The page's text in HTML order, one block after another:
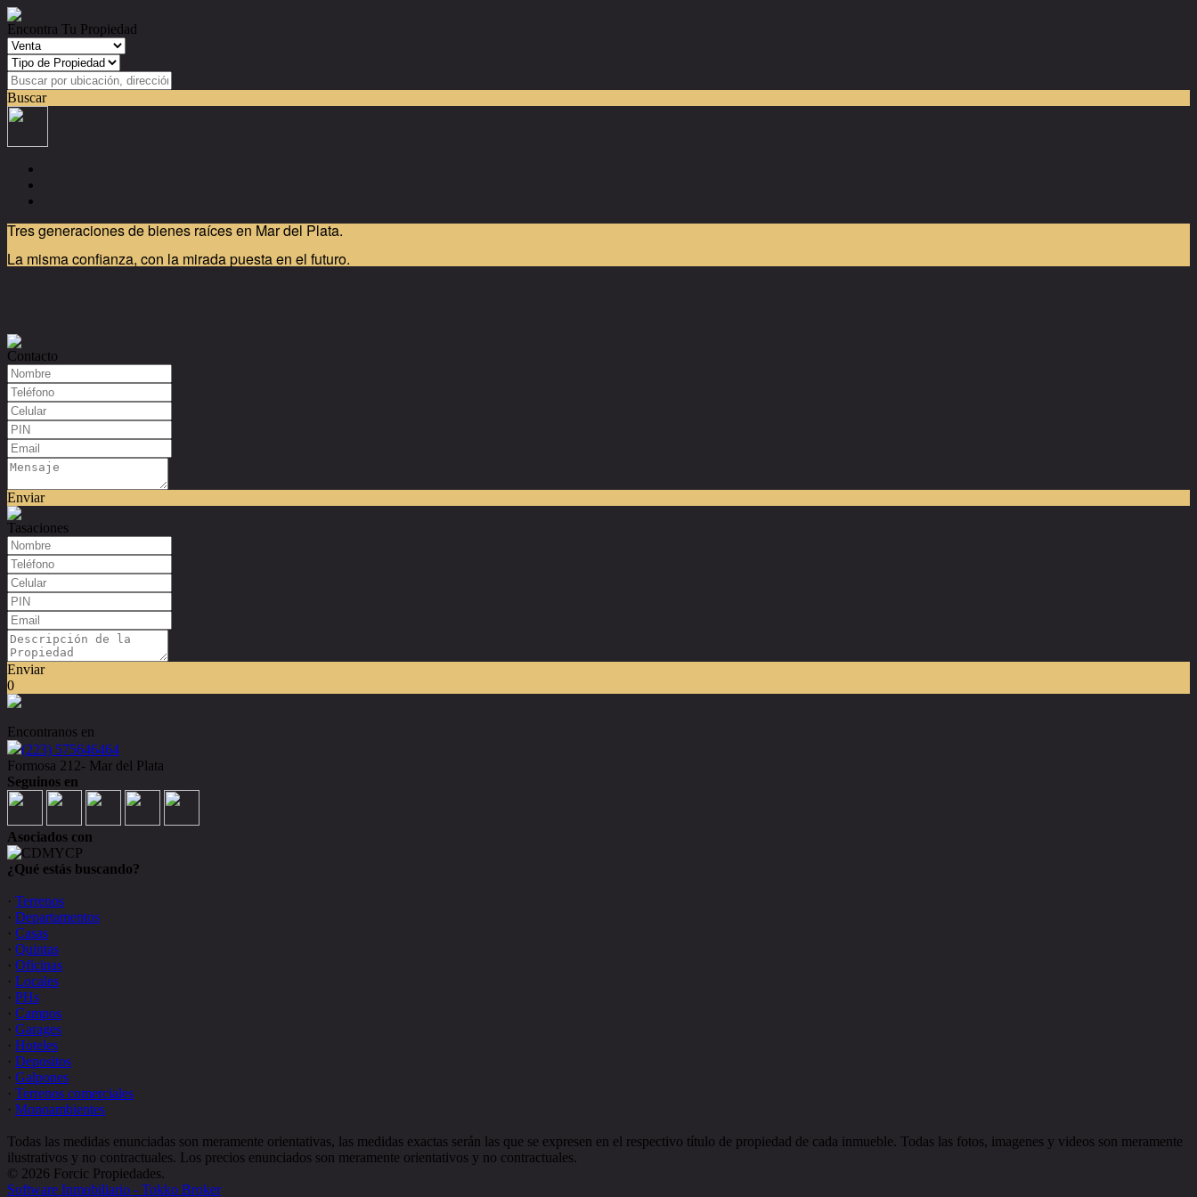
Encontra Tu Propiedad
Buscar
Tres generaciones de bienes raíces en Mar del Plata.
La misma confianza, con la mirada puesta en el futuro.
Contacto
Enviar
Tasaciones
Enviar
0
Encontranos en
(223) 575646464
Formosa 212- Mar del Plata
Seguinos en
Asociados con
¿Qué estás buscando?
· Terrenos
· Departamentos
· Casas
· Quintas
· Oficinas
· Locales
· PHs
· Campos
· Garages
· Hoteles
· Depositos
· Galpones
· Terrenos comerciales
· Monoambientes
Todas las medidas enunciadas son meramente orientativas, las medidas exactas serán las que se expresen en el respectivo título de propiedad de cada inmueble. Todas las fotos, imagenes y videos son meramente
ilustrativos y no contractuales. Los precios enunciados son meramente orientativos y no contractuales.
© 2026 Forcic Propiedades.
Software Inmobiliario - Tokko Broker